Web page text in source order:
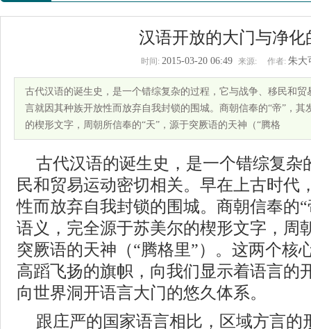
汉语开放的大门与净化
时间: 2015-03-20 06:49 来源: 作者: 朱
古代汉语的诞生史，是一个错综复杂的过程，它与战争、移民和
言就因其种族开放性而放弃自我封锁的围城。商朝信奉的“帝”，
的楔形文字，周朝所信奉的“天”，源于突厥语的天神（“腾格
古代汉语的诞生史，是一个错综复杂
民和贸易运动密切相关。早在上古时代
性而放弃自我封锁的围城。商朝信奉的
语义，完全源于苏美尔的楔形文字，周
突厥语的天神（“腾格里”）。这两个核
高蹈飞扬的旗帜，向我们显示着语言
向世界洞开语言大门的悠久体系。
跟庄严的国家语言相比，区域方言的